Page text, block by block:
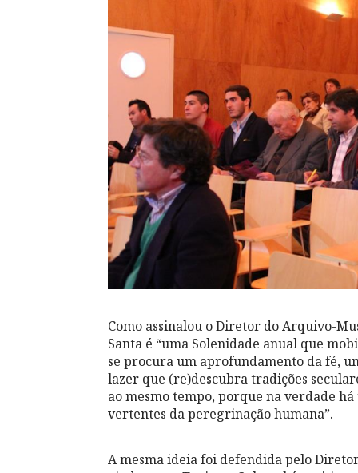
Como assinalou o Diretor do Arquivo-
Santa é “uma Solenidade anual que
se procura um aprofundamento da fé,
lazer que (re)descubra tradições
ao mesmo tempo, porque na verdade
vertentes da peregrinação humana”.
A mesma ideia foi defendida pelo